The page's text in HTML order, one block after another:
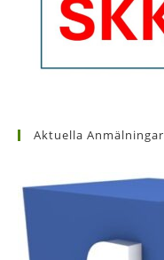
Aktuella Anmälningar